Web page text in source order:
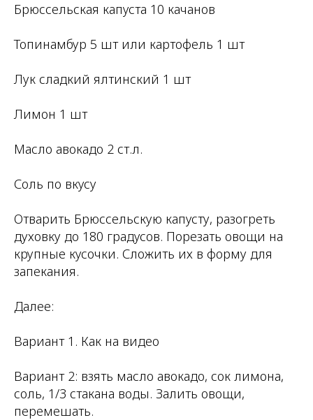
Брюссельская капуста 10 качанов
Топинамбур 5 шт или картофель 1 шт
Лук сладкий ялтинский 1 шт
Лимон 1 шт
Масло авокадо 2 ст.л.
Соль по вкусу
Отварить Брюссельскую капусту, разогреть
духовку до 180 градусов. Порезать овощи на
крупные кусочки. Сложить их в форму для
запекания.
Далее:
Вариант 1. Как на видео
Вариант 2: взять масло авокадо, сок лимона,
соль, 1/3 стакана воды. Залить овощи,
перемешать.